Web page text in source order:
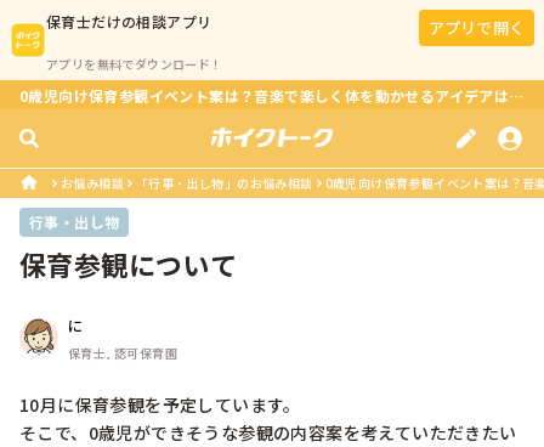
保育士だけの相談アプリ
アプリを無料でダウンロード！
アプリで開く
0歳児向け保育参観イベント案は？音楽で楽しく体を動かせるアイデアはある？
お悩み相談 「行事・出し物」のお悩み相談 0歳児向け保育参観イベント案は？音
行事・出し物
保育参観について
に
保育士, 認可保育園
10月に保育参観を予定しています。
そこで、0歳児ができそうな参観の内容案を考えていただきたい